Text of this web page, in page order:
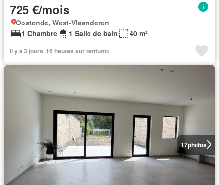
725 €/mois
Oostende, West-Vlaanderen
1 Chambre
1 Salle de bain 40 m²
Il y a 3 jours, 16 heures sur rentumo
17photos